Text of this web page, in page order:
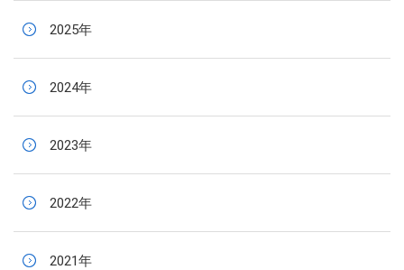
2025年
2024年
2023年
2022年
2021年